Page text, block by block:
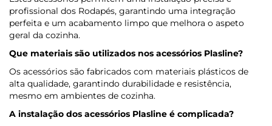
profissional dos Rodapés, garantindo uma integração
perfeita e um acabamento limpo que melhora o aspeto
geral da cozinha.
Que materiais são utilizados nos acessórios Plasline?
Os acessórios são fabricados com materiais plásticos de
alta qualidade, garantindo durabilidade e resistência,
mesmo em ambientes de cozinha.
A instalação dos acessórios Plasline é complicada?